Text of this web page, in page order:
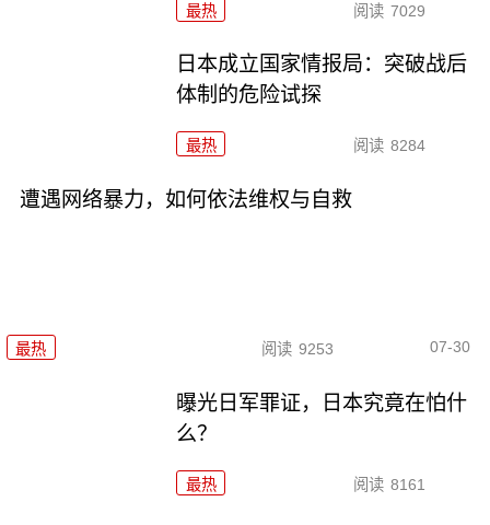
最热 阅读 7029
日本成立国家情报局：突破战后
体制的危险试探
最热 阅读 8284
遭遇网络暴力，如何依法维权与自救
最热 阅读 9253 07-30
曝光日军罪证，日本究竟在怕什
么？
最热 阅读 8161